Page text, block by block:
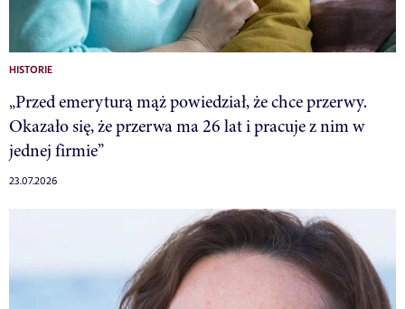
HISTORIE
„Przed emeryturą mąż powiedział, że chce przerwy.
Okazało się, że przerwa ma 26 lat i pracuje z nim w
jednej firmie”
23.07.2026